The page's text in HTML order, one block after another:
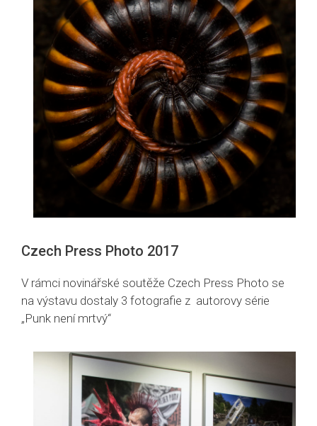
Czech Press Photo 2017
V rámci novinářské soutěže Czech Press Photo se
na výstavu dostaly 3 fotografie z autorovy série
„Punk není mrtvý“